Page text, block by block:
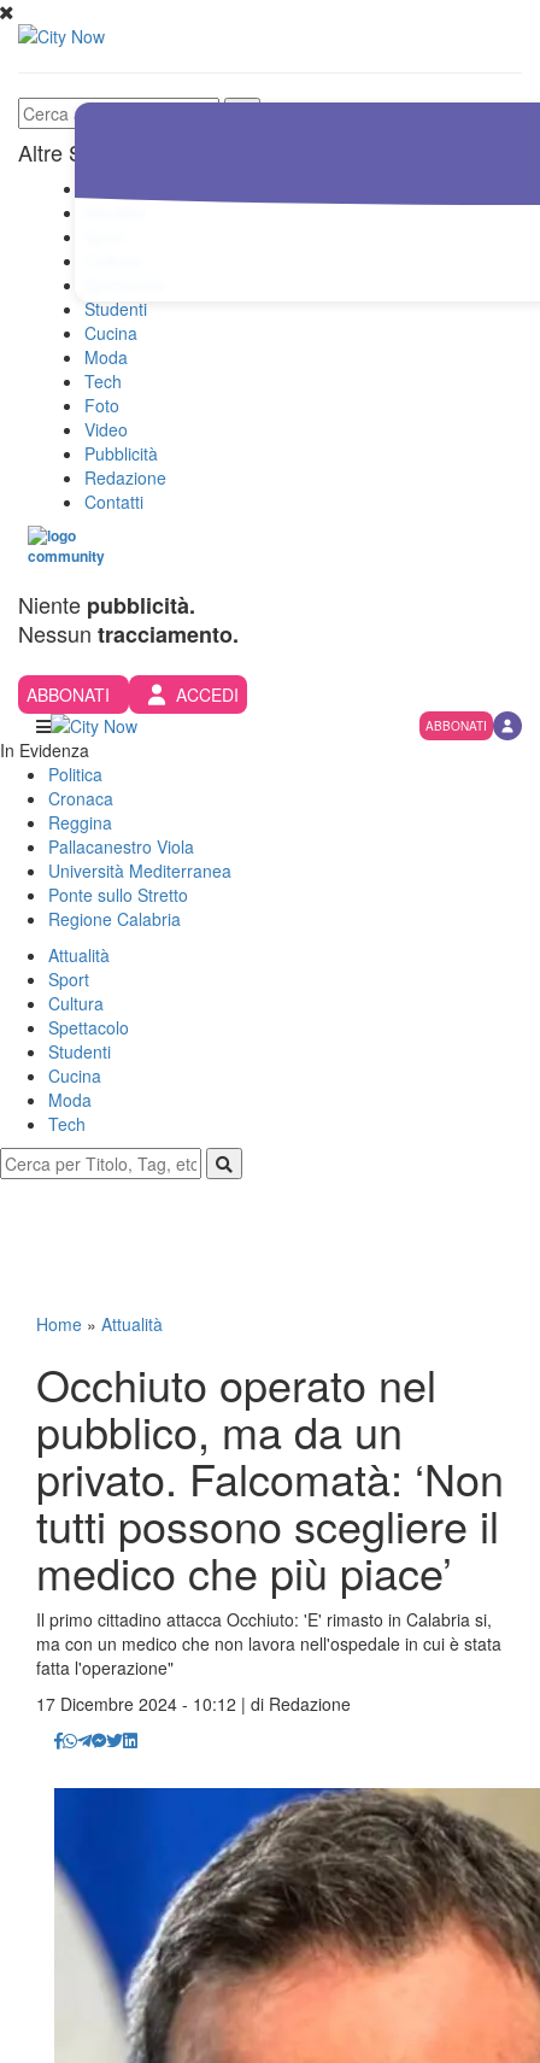
Altre Sezioni
Studenti
Cucina
Moda
Tech
Foto
Video
Pubblicità
Redazione
Contatti
Niente pubblicità.
Nessun tracciamento.
ABBONATI ACCEDI
ABBONATI
In Evidenza
Politica
Cronaca
Reggina
Pallacanestro Viola
Università Mediterranea
Ponte sullo Stretto
Regione Calabria
Attualità
Sport
Cultura
Spettacolo
Studenti
Cucina
Moda
Tech
Home » Attualità
Occhiuto operato nel
pubblico, ma da un
privato. Falcomatà: ‘Non
tutti possono scegliere il
medico che più piace’
Il primo cittadino attacca Occhiuto: 'E' rimasto in Calabria si,
ma con un medico che non lavora nell'ospedale in cui è stata
fatta l'operazione"
17 Dicembre 2024 - 10:12 | di Redazione